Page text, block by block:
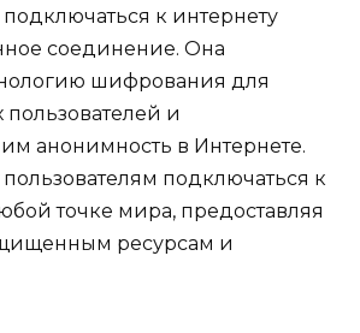
к интернету
соединение. Она
шифрования для
и
анонимность в Интернете.
подключаться к
точке мира, предоставляя
ресурсам и